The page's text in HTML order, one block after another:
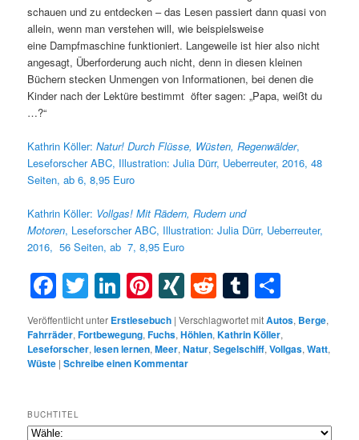
schauen und zu entdecken – das Lesen passiert dann quasi von
allein, wenn man verstehen will, wie beispielsweise
eine Dampfmaschine funktioniert. Langeweile ist hier also nicht
angesagt, Überforderung auch nicht, denn in diesen kleinen
Büchern stecken Unmengen von Informationen, bei denen die
Kinder nach der Lektüre bestimmt öfter sagen: „Papa, weißt du
…?“
Kathrin Köller:Natur! Durch Flüsse, Wüsten, Regenwälder,
Leseforscher ABC, Illustration: Julia Dürr, Ueberreuter, 2016, 48
Seiten, ab 6, 8,95 Euro
Kathrin Köller: Vollgas! Mit Rädern, Rudern und
Motoren, Leseforscher ABC, Illustration: Julia Dürr, Ueberreuter,
2016, 56 Seiten, ab 7, 8,95 Euro
Facebook
Twitter
LinkedIn
Pinterest
XINGRedditTumblr
Veröffentlicht unter Erstlesebuch |Verschlagwortet mitAutos, Berge,
Fahrräder,Fortbewegung,Fuchs,Höhlen,Kathrin Köller,
Leseforscher,lesen lernen,Meer,Natur,Segelschiff,Vollgas,Watt,
Wüste |Schreibe einen Kommentar
BUCHTITEL